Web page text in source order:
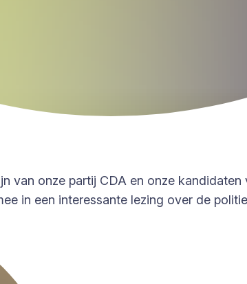
van onze partij CDA en onze
in een interessante lezing over de